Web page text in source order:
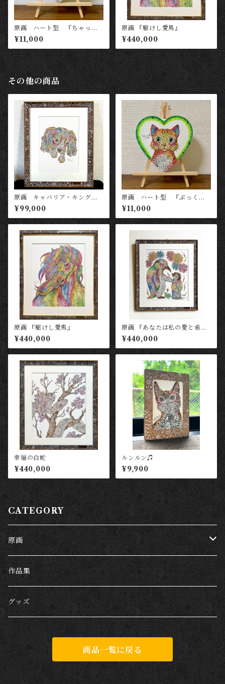
原画 ハート型 『ちゃっか
り金猫（黄）』
¥11,000
原画 『駆けし愛馬』
¥440,000
その他の商品
原画 キャバリア・キング・
チャールズ・スパニエル
¥99,000
原画 ハート型 『ぷっくり
健康猫（緑）』
¥11,000
原画 『駆けし愛馬』
¥440,000
原画 『あなたは私の愛と希
望』
¥440,000
幸福の白蛇
¥440,000
ルンルン♫
¥9,900
CATEGORY
原画
哺乳類
犬
爬虫類
作品集
グッズ
商品一覧に戻る